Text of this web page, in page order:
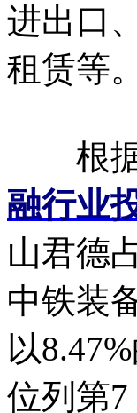
进出口
租赁等。
根据
融行业
山君德
中铁装
以
位列第